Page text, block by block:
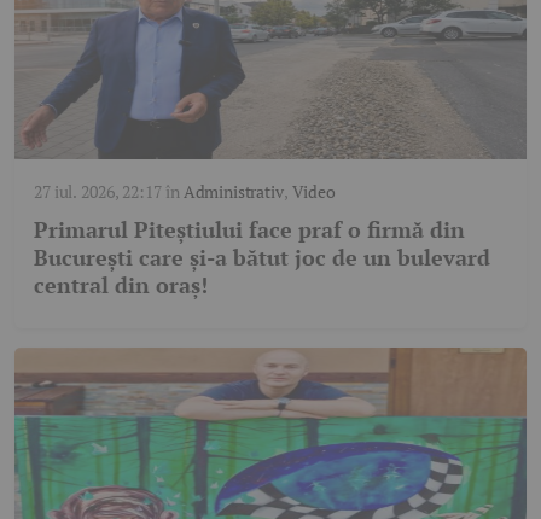
27 iul. 2026, 22:17în Administrativ, Video
Primarul Piteștiului face praf o firmă din
București care și-a bătut joc de un bulevard
central din oraș!